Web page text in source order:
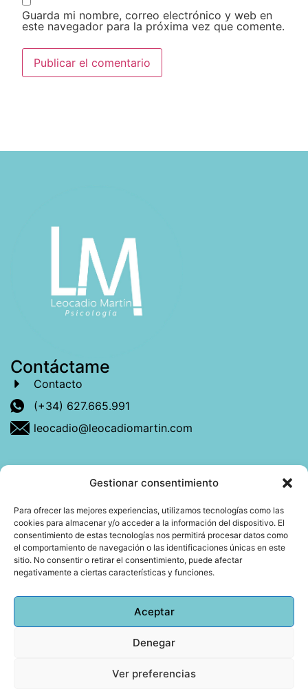
Gestionar consentimiento
Para ofrecer las mejores experiencias, utilizamos tecnologías como las
cookies para almacenar y/o acceder a la información del dispositivo. El
consentimiento de estas tecnologías nos permitirá procesar datos como
el comportamiento de navegación o las identificaciones únicas en este
sitio. No consentir o retirar el consentimiento, puede afectar
negativamente a ciertas características y funciones.
Aceptar
Denegar
Ver preferencias
Guarda mi nombre, correo electrónico y web en
este navegador para la próxima vez que comente.
Contáctame
Contacto
(+34) 627.665.991
leocadio@leocadiomartin.com
Descubre más sobre mí
Mi libro: La felicidad: qué ayuda y qué no.
Blog: Reflexiones que conectan
Agendar cita
Leocadio Martín | DiseñoHuub World